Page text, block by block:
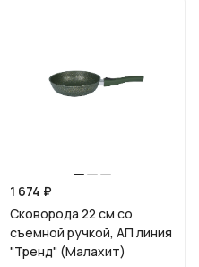
1 674 ₽
Сковорода 22 см со
съемной ручкой, АП линия
"Тренд" (Малахит)